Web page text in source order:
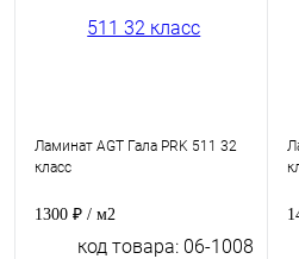
Ламинат AGT Гала PRK 511 32
класс
1300 ₽ / м2
код товара: 06-1008